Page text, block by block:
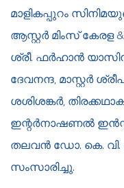
മാളികപ്പുറം
ആസ്റ്റര്‍ മിംസ് കേരള
ശ്രീ. ഫര്‍ഹാന്‍
ദേവനന്ദ, മാസ്റ്റര്‍
ശശിശങ്കര്‍,
ഇന്റർനാഷണൽ
തലവന്‍ ഡോ. കെ.
സംസാരിച്ചു.